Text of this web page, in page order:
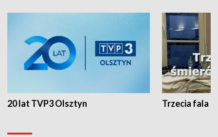
20 lat TVP3 Olsztyn Trzecia fala -